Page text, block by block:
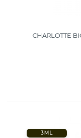
CHARLOTTE
3ML